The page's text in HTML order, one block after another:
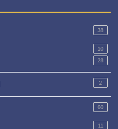
38
10
28
2
60
11